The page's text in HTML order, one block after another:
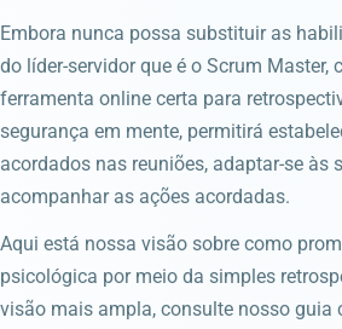
Embora nunca possa substituir as
do líder-servidor que é o Scrum Master,
ferramenta online certa para
segurança em mente, permitirá
acordados nas reuniões, adaptar-se às
acompanhar as ações acordadas.
Aqui está nossa visão sobre como
psicológica por meio da simples
visão mais ampla, consulte nosso guia